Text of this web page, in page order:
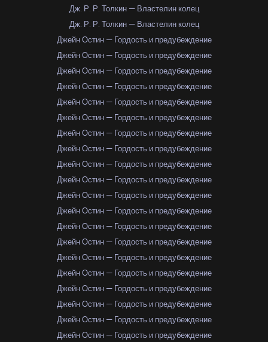
Дж. Р. Р. Толкин — Властелин колец
Дж. Р. Р. Толкин — Властелин колец
Джейн Остин — Гордость и предубеждение
Джейн Остин — Гордость и предубеждение
Джейн Остин — Гордость и предубеждение
Джейн Остин — Гордость и предубеждение
Джейн Остин — Гордость и предубеждение
Джейн Остин — Гордость и предубеждение
Джейн Остин — Гордость и предубеждение
Джейн Остин — Гордость и предубеждение
Джейн Остин — Гордость и предубеждение
Джейн Остин — Гордость и предубеждение
Джейн Остин — Гордость и предубеждение
Джейн Остин — Гордость и предубеждение
Джейн Остин — Гордость и предубеждение
Джейн Остин — Гордость и предубеждение
Джейн Остин — Гордость и предубеждение
Джейн Остин — Гордость и предубеждение
Джейн Остин — Гордость и предубеждение
Джейн Остин — Гордость и предубеждение
Джейн Остин — Гордость и предубеждение
Джейн Остин — Гордость и предубеждение